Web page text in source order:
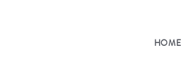
HOME